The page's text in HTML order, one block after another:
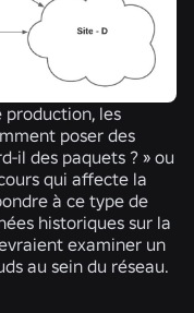
production, les
poser des
il des paquets ? » ou
qui affecte la
à ce type de
historiques sur la
examiner un
au sein du réseau.